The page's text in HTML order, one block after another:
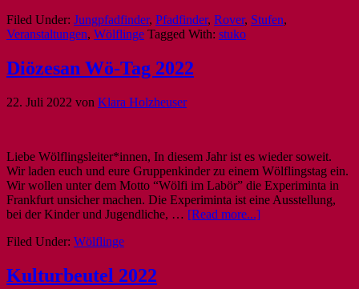
Filed Under: Jungpfadfinder, Pfadfinder, Rover, Stufen,
Veranstaltungen, Wölflinge Tagged With: stuko
Diözesan Wö-Tag 2022
22. Juli 2022 von Klara Holzheuser
Liebe Wölflingsleiter*innen, In diesem Jahr ist es wieder soweit.
Wir laden euch und eure Gruppenkinder zu einem Wölflingstag ein.
Wir wollen unter dem Motto “Wölfi im Labör” die Experiminta in
Frankfurt unsicher machen. Die Experiminta ist eine Ausstellung,
bei der Kinder und Jugendliche, … [Read more...]
Filed Under: Wölflinge
Kulturbeutel 2022